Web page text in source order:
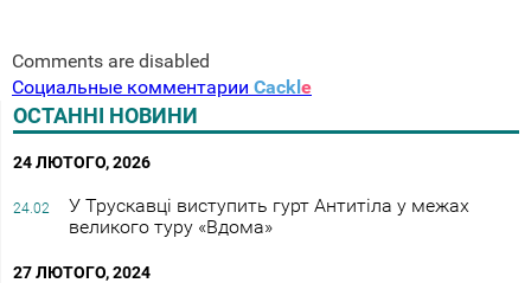
Comments are disabled
Социальные комментарии Cackle
ОСТАННІ НОВИНИ
24 ЛЮТОГО, 2026
24.02
У Трускавці виступить гурт Антитіла у межах
великого туру «Вдома»
27 ЛЮТОГО, 2024